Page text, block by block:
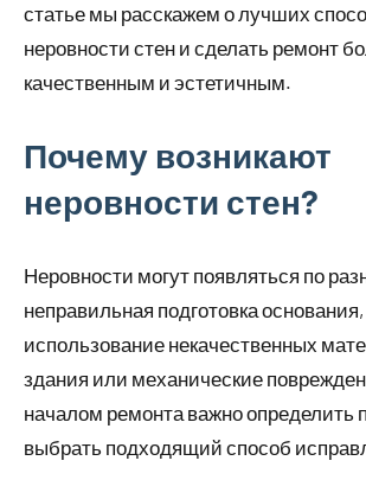
статье мы расскажем о лучших
неровности стен и сделать ремонт
качественным и эстетичным.
Почему возникают
неровности стен?
Неровности могут появляться по
неправильная подготовка основания,
использование некачественных
здания или механические
началом ремонта важно определить
выбрать подходящий способ